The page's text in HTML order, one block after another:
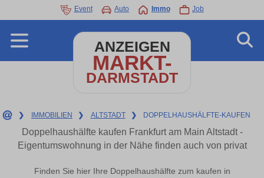
Event Auto Immo Job
ANZEIGEN
MARKT-
DARMSTADT
❯ IMMOBILIEN ❯ ALTSTADT ❯ DOPPELHAUSHÄLFTE-KAUFEN
Doppelhaushälfte kaufen Frankfurt am Main Altstadt -
Eigentumswohnung in der Nähe finden auch von privat
Finden Sie hier Ihre Doppelhaushälfte zum kaufen in